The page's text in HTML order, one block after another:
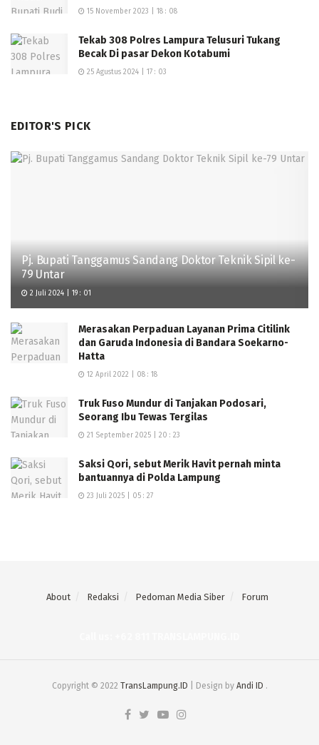
15 November 2023 | 18 : 08
Tekab 308 Polres Lampura Telusuri Tukang
Becak Di pasar Dekon Kotabumi
25 Agustus 2024 | 17 : 03
EDITOR'S PICK
Pj. Bupati Tanggamus Sandang Doktor Teknik Sipil ke-
79 Untar
2 Juli 2024 | 19 : 01
Merasakan Perpaduan Layanan Prima Citilink
dan Garuda Indonesia di Bandara Soekarno-
Hatta
12 April 2022 | 08 : 18
Truk Fuso Mundur di Tanjakan Podosari,
Seorang Ibu Tewas Tergilas
21 September 2025 | 20 : 23
Saksi Qori, sebut Merik Havit pernah minta
bantuannya di Polda Lampung
23 Juli 2025 | 05 : 27
About Redaksi Pedoman Media Siber Forum
Copyright © 2022 TransLampung.ID | Design by Andi ID .